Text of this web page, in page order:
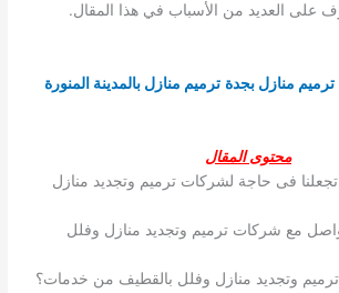
على العديد من الأسباب في هذا المقال.
ترميم منازل بجدة ترميم منازل بالمدينة المنورة
محتوى المقال
تجعلنا فى حاجة لشركات ترميم وتجديد منازل
مع شركات ترميم وتجديد منازل وفلل